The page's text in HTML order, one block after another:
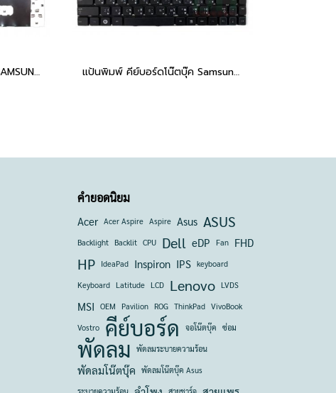
แป้นพิมพ์ คีย์บอร์ดโน๊ตบุ๊ค SAMSUNG NC10, ND10, N108, N140, NP10, NC310, N110 Laptop Keyboard แป้นพิมพ์ คีย์บอร์ดโน๊ตบุ๊ค Samsung RV413 RV409 RV418 RV411 Laptop Keyboard
คำยอดนิยม
Acer Acer Aspire Aspire Asus ASUS
Backlight Backlit CPU Dell eDP Fan FHD
HP IdeaPad Inspiron IPS keyboard
Keyboard Latitude LCD Lenovo LVDS
MSI OEM Pavilion ROG ThinkPad VivoBook
Vostro
คีย์บอร์ด จอโน๊ตบุ๊ค ซ่อม
พัดลม พัดลมระบายความร้อน
พัดลมโน๊ตบุ๊ค พัดลมโน๊ตบุ๊ค Asus